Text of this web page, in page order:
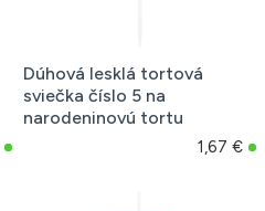
Dúhová lesklá tortová
sviečka číslo 5 na
narodeninovú tortu
1,67 €